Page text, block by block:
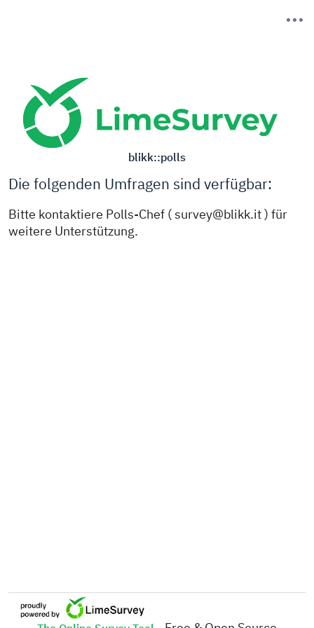
blikk::polls
Die folgenden Umfragen sind verfügbar:
Bitte kontaktiere Polls-Chef ( survey@blikk.it ) für
weitere Unterstützung.